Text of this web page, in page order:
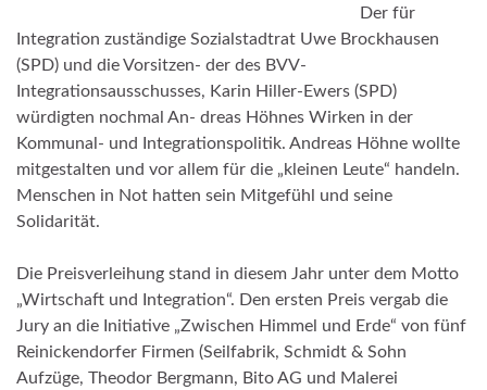
Der für
Integration zuständige Sozialstadtrat Uwe Brockhausen
(SPD) und die Vorsitzen- der des BVV-
Integrationsausschusses, Karin Hiller-Ewers (SPD)
würdigten nochmal An- dreas Höhnes Wirken in der
Kommunal- und Integrationspolitik. Andreas Höhne wollte
mitgestalten und vor allem für die „kleinen Leute“ handeln.
Menschen in Not hatten sein Mitgefühl und seine
Solidarität.
Die Preisverleihung stand in diesem Jahr unter dem Motto
„Wirtschaft und Integration“. Den ersten Preis vergab die
Jury an die Initiative „Zwischen Himmel und Erde“ von fünf
Reinickendorfer Firmen (Seilfabrik, Schmidt & Sohn
Aufzüge, Theodor Bergmann, Bito AG und Malerei